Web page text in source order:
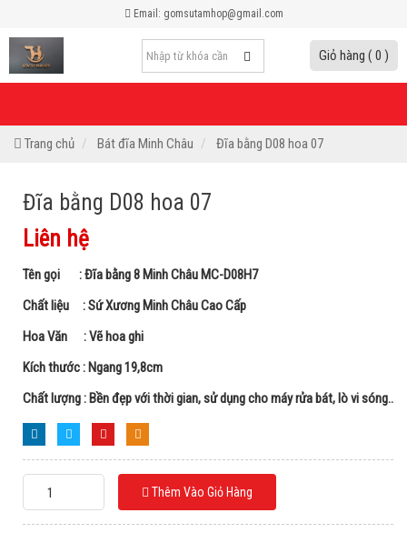
Email: gomsutamhop@gmail.com
Giỏ hàng ( 0 )
Trang chủ Bát đĩa Minh Châu Đĩa bằng D08 hoa 07
Đĩa bằng D08 hoa 07
Liên hệ
Tên gọi : Đĩa bằng 8 Minh Châu MC-D08H7
Chất liệu : Sứ Xương Minh Châu Cao Cấp
Hoa Văn : Vẽ hoa ghi
Kích thước : Ngang 19,8cm
Chất lượng : Bền đẹp với thời gian, sử dụng cho máy rửa bát, lò vi sóng..
Thêm Vào Giỏ Hàng